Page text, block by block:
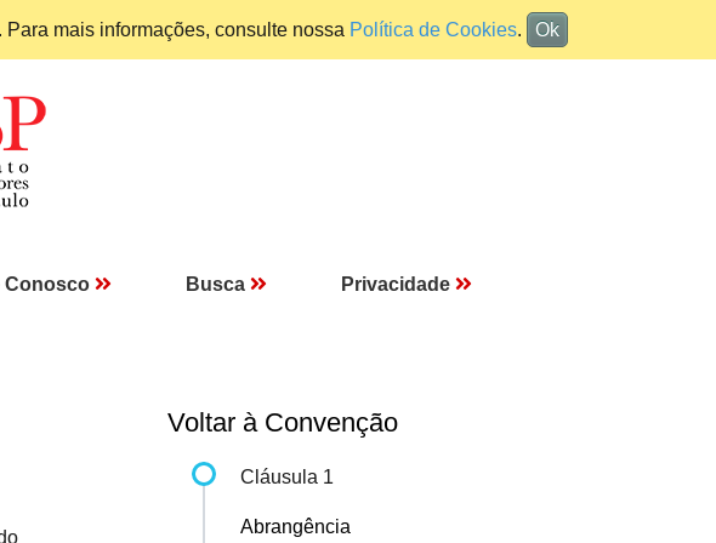
mais informações, consulte nossa Política de Cookies. Ok
Conosco Busca Privacidade
Voltar à Convenção
Cláusula 1
Abrangência